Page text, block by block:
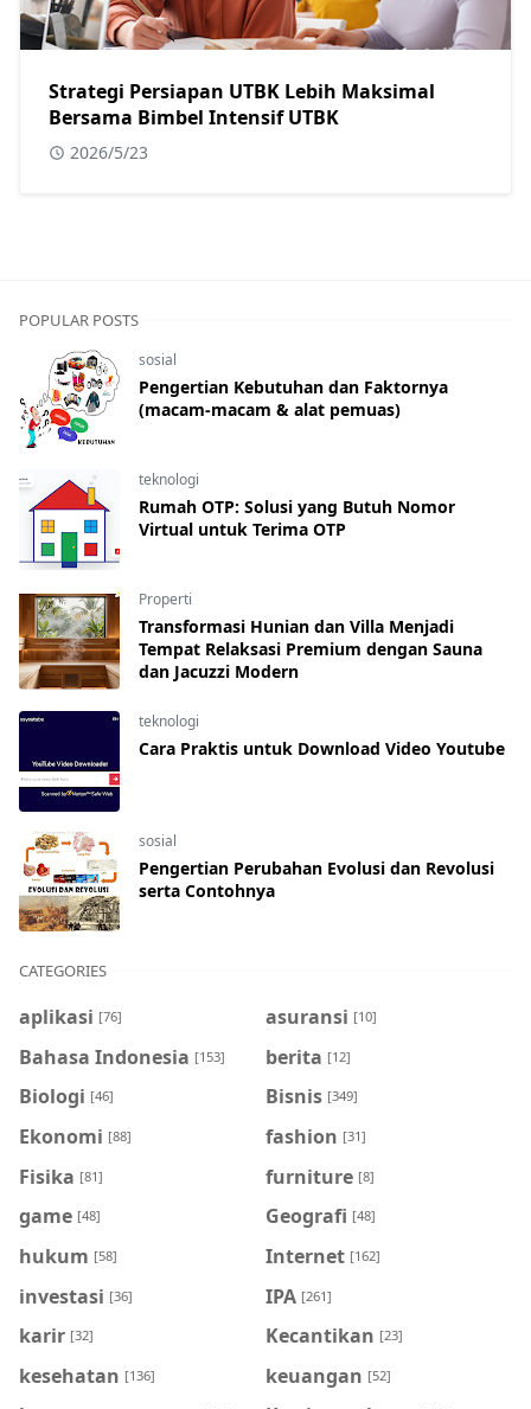
Strategi Persiapan UTBK Lebih Maksimal
Bersama Bimbel Intensif UTBK
2026/5/23
POPULAR POSTS
sosial
Pengertian Kebutuhan dan Faktornya
(macam-macam & alat pemuas)
teknologi
Rumah OTP: Solusi yang Butuh Nomor
Virtual untuk Terima OTP
Properti
Transformasi Hunian dan Villa Menjadi
Tempat Relaksasi Premium dengan Sauna
dan Jacuzzi Modern
teknologi
Cara Praktis untuk Download Video Youtube
sosial
Pengertian Perubahan Evolusi dan Revolusi
serta Contohnya
CATEGORIES
aplikasi [76] asuransi [10]
Bahasa Indonesia [153] berita [12]
Biologi [46] Bisnis [349]
Ekonomi [88] fashion [31]
Fisika [81] furniture [8]
game [48] Geografi [48]
hukum [58] Internet [162]
investasi [36] IPA [261]
karir [32] Kecantikan [23]
kesehatan [136] keuangan [52]